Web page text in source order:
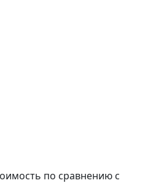
по сравнению с